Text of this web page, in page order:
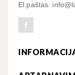
El.paštas: